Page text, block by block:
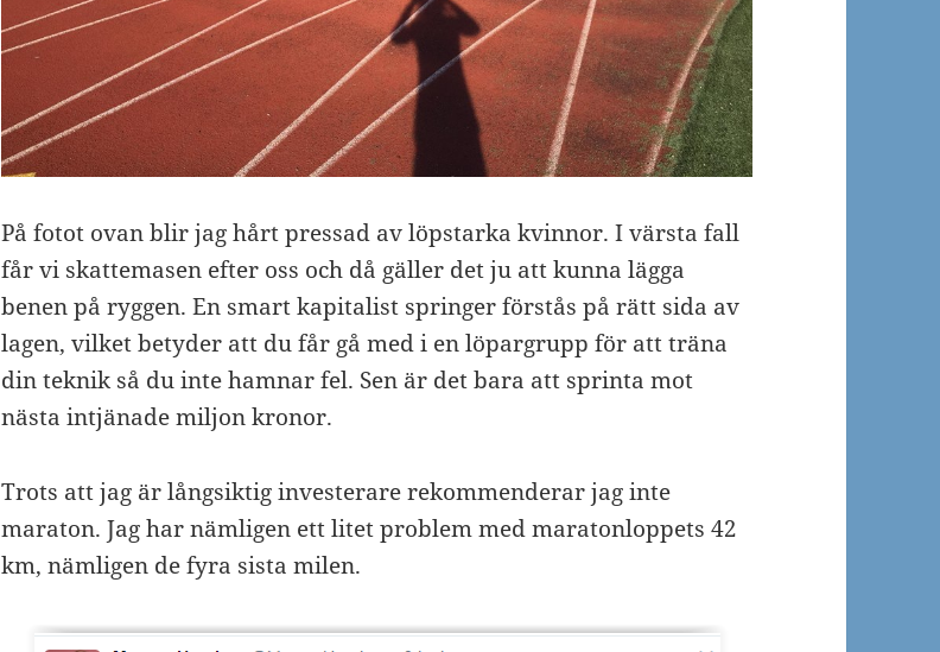
På fotot ovan blir jag hårt pressad av löpstarka kvinnor. I värsta fall
får vi skattemasen efter oss och då gäller det ju att kunna lägga
benen på ryggen. En smart kapitalist springer förstås på rätt sida av
lagen, vilket betyder att du får gå med i en löpargrupp för att träna
din teknik så du inte hamnar fel. Sen är det bara att sprinta mot
nästa intjänade miljon kronor.
Trots att jag är långsiktig investerare rekommenderar jag inte
maraton. Jag har nämligen ett litet problem med maratonloppets 42
km, nämligen de fyra sista milen.